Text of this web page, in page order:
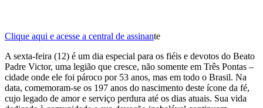
Clique aqui e acesse a central de assinante
A sexta-feira (12) é um dia especial para os fiéis e devotos do Beato
Padre Victor, uma legião que cresce, não somente em Três Pontas –
cidade onde ele foi pároco por 53 anos, mas em todo o Brasil. Na
data, comemoram-se os 197 anos do nascimento deste ícone da fé,
cujo legado de amor e serviço perdura até os dias atuais. Sua vida